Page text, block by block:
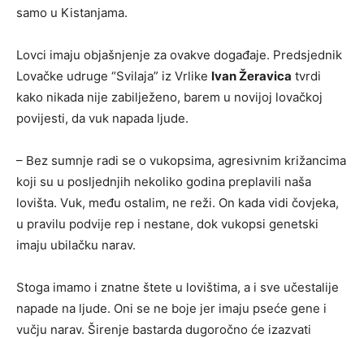
samo u Kistanjama.
Lovci imaju objašnjenje za ovakve događaje. Predsjednik
Lovačke udruge “Svilaja” iz Vrlike Ivan Žeravica tvrdi
kako nikada nije zabilježeno, barem u novijoj lovačkoj
povijesti, da vuk napada ljude.
– Bez sumnje radi se o vukopsima, agresivnim križancima
koji su u posljednjih nekoliko godina preplavili naša
lovišta. Vuk, među ostalim, ne reži. On kada vidi čovjeka,
u pravilu podvije rep i nestane, dok vukopsi genetski
imaju ubilačku narav.
Stoga imamo i znatne štete u lovištima, a i sve učestalije
napade na ljude. Oni se ne boje jer imaju pseće gene i
vučju narav. Širenje bastarda dugoročno će izazvati